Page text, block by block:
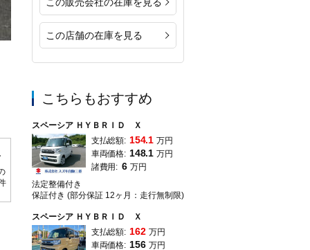
この店舗の在庫を見る
こちらもおすすめ
スペーシア ＨＹＢＲＩＤ Ｘ
支払総額: 154.1 万円
車両価格: 148.1 万円
諸費用: 6 万円
法定整備付き
保証付き (部分保証 12ヶ月：走行無制限)
スペーシア ＨＹＢＲＩＤ Ｘ
支払総額: 162 万円
車両価格: 156 万円